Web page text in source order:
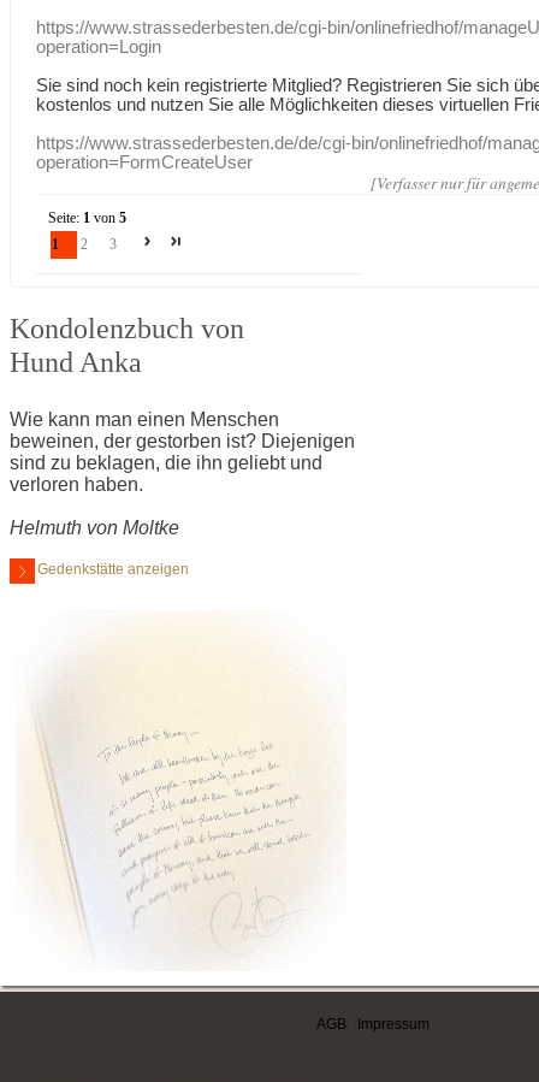
https://www.strassederbesten.de/cgi-bin/onlinefriedhof/
operation=Login
Sie sind noch kein registrierte Mitglied? Registrieren Sie sich
kostenlos und nutzen Sie alle Möglichkeiten dieses virtuellen
https://www.strassederbesten.de/de/cgi-bin/onlinefriedhof/
operation=FormCreateUser
[Verfasser nur für
Seite: 1 von5
1
2 3
Kondolenzbuch von
Hund Anka
Wie kann man einen Menschen
beweinen, der gestorben ist? Diejenigen
sind zu beklagen, die ihn geliebt und
verloren haben.
Helmuth von Moltke
Gedenkstätte anzeigen
AGB Impressum